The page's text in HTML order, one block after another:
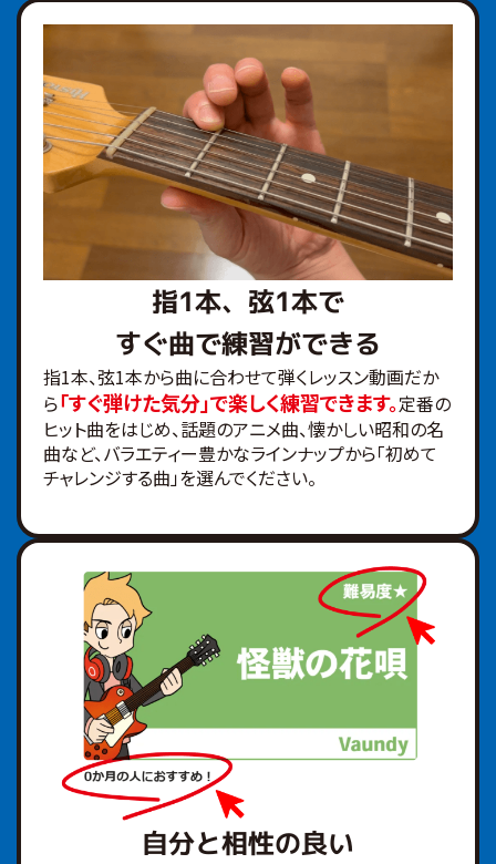
指1本、弦1本で
すぐ曲で練習ができる
指1本、弦1本から曲に合わせて弾くレッスン動画だか
ら「すぐ弾けた気分」で楽しく練習できます。定番の
ヒット曲をはじめ、話題のアニメ曲、懐かしい昭和の名
曲など、バラエティー豊かなラインナップから「初めて
チャレンジする曲」を選んでください。
自分と相性の良い